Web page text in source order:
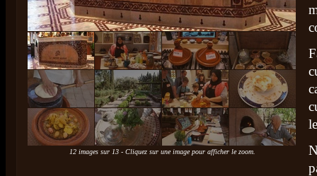
12 images sur 13 - Cliquez sur une image pour afficher le zoom.